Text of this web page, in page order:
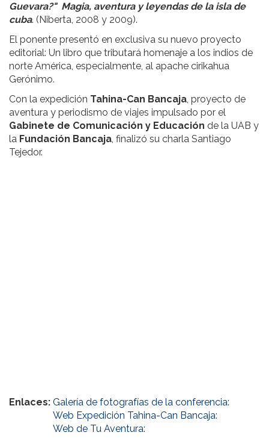
Guevara?" Magia, aventura y leyendas de la isla de
cuba. (Niberta, 2008 y 2009).
El ponente presentó en exclusiva su nuevo proyecto
editorial: Un libro que tributará homenaje a los indios de
norte América, especialmente, al apache cirikahua
Gerónimo.
Con la expedición Tahina-Can Bancaja, proyecto de
aventura y periodismo de viajes impulsado por el
Gabinete de Comunicación y Educación de la UAB y
la Fundación Bancaja, finalizó su charla Santiago
Tejedor.
Enlaces: Galería de fotografías de la conferencia:
Web Expedición Tahina-Can Bancaja:
Web de Tu Aventura: